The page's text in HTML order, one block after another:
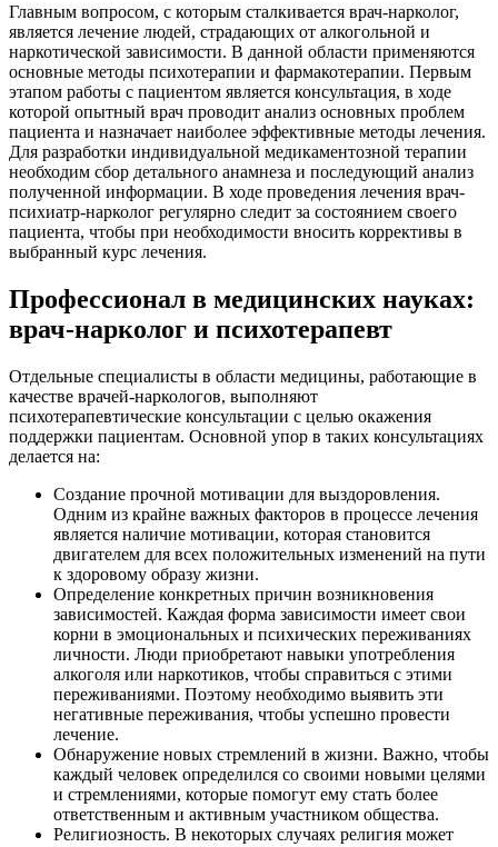
Главным вопросом, с которым сталкивается врач-нарколог,
является лечение людей, страдающих от алкогольной и
наркотической зависимости. В данной области применяются
основные методы психотерапии и фармакотерапии. Первым
этапом работы с пациентом является консультация, в ходе
которой опытный врач проводит анализ основных проблем
пациента и назначает наиболее эффективные методы лечения.
Для разработки индивидуальной медикаментозной терапии
необходим сбор детального анамнеза и последующий анализ
полученной информации. В ходе проведения лечения врач-
психиатр-нарколог регулярно следит за состоянием своего
пациента, чтобы при необходимости вносить коррективы в
выбранный курс лечения.
Профессионал в медицинских науках:
врач-нарколог и психотерапевт
Отдельные специалисты в области медицины, работающие в
качестве врачей-наркологов, выполняют
психотерапевтические консультации с целью окажения
поддержки пациентам. Основной упор в таких консультациях
делается на:
Создание прочной мотивации для выздоровления.
Одним из крайне важных факторов в процессе лечения
является наличие мотивации, которая становится
двигателем для всех положительных изменений на пути
к здоровому образу жизни.
Определение конкретных причин возникновения
зависимостей. Каждая форма зависимости имеет свои
корни в эмоциональных и психических переживаниях
личности. Люди приобретают навыки употребления
алкоголя или наркотиков, чтобы справиться с этими
переживаниями. Поэтому необходимо выявить эти
негативные переживания, чтобы успешно провести
лечение.
Обнаружение новых стремлений в жизни. Важно, чтобы
каждый человек определился со своими новыми целями
и стремлениями, которые помогут ему стать более
ответственным и активным участником общества.
Религиозность. В некоторых случаях религия может